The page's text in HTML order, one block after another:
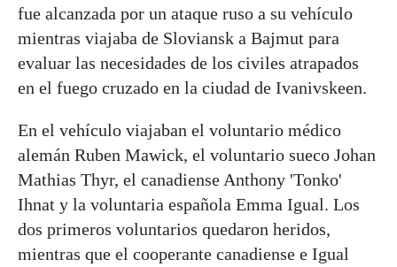
fue alcanzada por un ataque ruso a su vehículo
mientras viajaba de Sloviansk a Bajmut para
evaluar las necesidades de los civiles atrapados
en el fuego cruzado en la ciudad de Ivanivskeen.
En el vehículo viajaban el voluntario médico
alemán Ruben Mawick, el voluntario sueco Johan
Mathias Thyr, el canadiense Anthony 'Tonko'
Ihnat y la voluntaria española Emma Igual. Los
dos primeros voluntarios quedaron heridos,
mientras que el cooperante canadiense e Igual